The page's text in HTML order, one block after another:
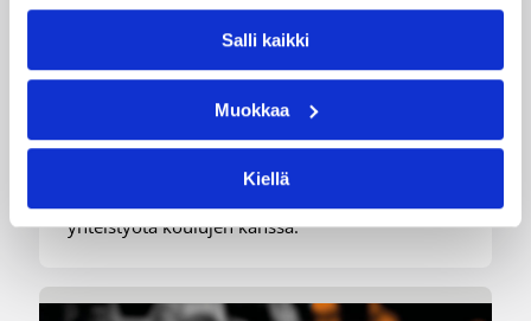
Salli kaikki
Muokkaa
Kiellä
Koripalloliitto 04.08.2026 12:00
Miljoona koria! -haaste alkaa
Haaste tarjoaa seuroille valmiin konseptin
yhteistyötä koulujen kanssa.